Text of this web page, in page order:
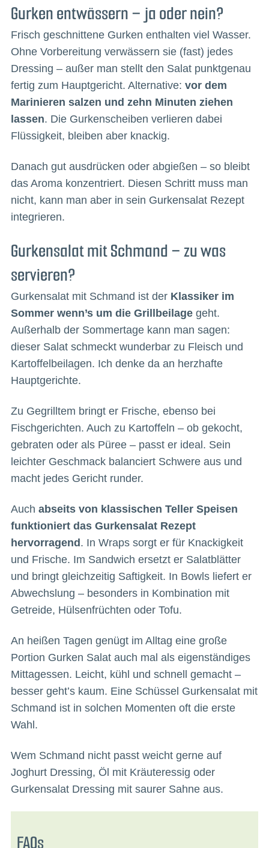
Gurken entwässern – ja oder nein?
Frisch geschnittene Gurken enthalten viel Wasser.
Ohne Vorbereitung verwässern sie (fast) jedes
Dressing – außer man stellt den Salat punktgenau
fertig zum Hauptgericht. Alternative: vor dem
Marinieren salzen und zehn Minuten ziehen
lassen. Die Gurkenscheiben verlieren dabei
Flüssigkeit, bleiben aber knackig.
Danach gut ausdrücken oder abgießen – so bleibt
das Aroma konzentriert. Diesen Schritt muss man
nicht, kann man aber in sein Gurkensalat Rezept
integrieren.
Gurkensalat mit Schmand – zu was
servieren?
Gurkensalat mit Schmand ist der Klassiker im
Sommer wenn’s um die Grillbeilagegeht.
Außerhalb der Sommertage kann man sagen:
dieser Salat schmeckt wunderbar zu Fleisch und
Kartoffelbeilagen. Ich denke da an herzhafte
Hauptgerichte.
Zu Gegrilltem bringt er Frische, ebenso bei
Fischgerichten. Auch zu Kartoffeln – ob gekocht,
gebraten oder als Püree – passt er ideal. Sein
leichter Geschmack balanciert Schwere aus und
macht jedes Gericht runder.
Auch abseits von klassischen Teller Speisen
funktioniert das Gurkensalat Rezept
hervorragend . In Wraps sorgt er für Knackigkeit
und Frische. Im Sandwich ersetzt er Salatblätter
und bringt gleichzeitig Saftigkeit. In Bowls liefert er
Abwechslung – besonders in Kombination mit
Getreide, Hülsenfrüchten oder Tofu.
An heißen Tagen genügt im Alltag eine große
Portion Gurken Salat auch mal als eigenständiges
Mittagessen. Leicht, kühl und schnell gemacht –
besser geht’s kaum. Eine Schüssel Gurkensalat mit
Schmand ist in solchen Momenten oft die erste
Wahl.
Wem Schmand nicht passt weicht gerne auf
Joghurt Dressing, Öl mit Kräuteressig oder
Gurkensalat Dressing mit saurer Sahne aus.
FAQs